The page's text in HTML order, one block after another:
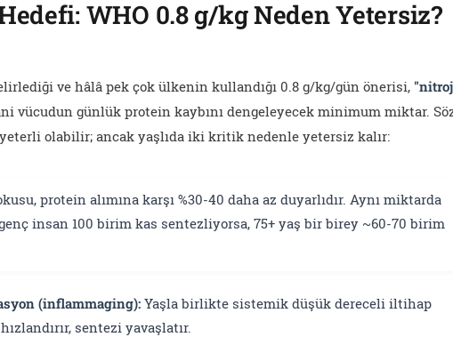
WHO 0.8 g/kg Neden Yetersiz?
ve hâlâ pek çok ülkenin kullandığı 0.8 g/kg/gün önerisi,
vücudun günlük protein kaybını dengeleyecek minimum miktar.
olabilir; ancak yaşlıda iki kritik nedenle yetersiz kalır:
protein alımına karşı %30-40 daha az duyarlıdır. Aynı miktarda
insan 100 birim kas sentezliyorsa, 75+ yaş bir birey ~60-70 birim
(inflammaging):Yaşla birlikte sistemik düşük dereceli iltihap
sentezi yavaşlatır.